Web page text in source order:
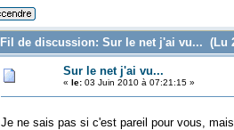
Fil de discussion: Sur le net j'ai vu... (Lu
Sur le net j'ai vu...
« le:03 Juin 2010 à 07:21:15 »
Je ne sais pas si c'est pareil pour vous,